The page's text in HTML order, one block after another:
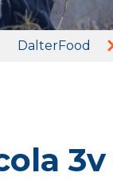
DalterFood